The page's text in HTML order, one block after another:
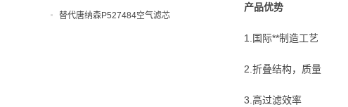
产品优势
1.国际**制造工艺
2.折叠结构，质量
3.高过滤效率
替代唐纳森P527484空气滤芯